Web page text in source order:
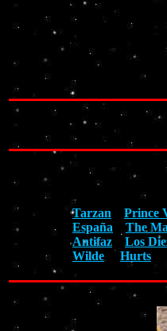
Tarzan Prince
España
The
Antifaz
Los
Wilde
Hurts